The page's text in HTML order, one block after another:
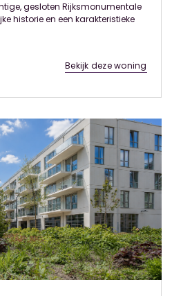
gesloten Rijksmonumentale
historie en een karakteristieke
Bekijk deze woning